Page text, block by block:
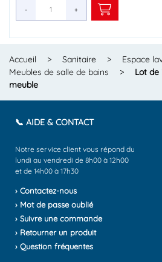
- +
- +
- +
- +
- +
- +
- +
- +
- +
- +
- +
- +
- +
- +
- +
Accueil > Sanitaire > Espace
Meubles de salle de bains
>
Lot de
meuble
📞 AIDE & CONTACT
Notre service client vous répond du
lundi au vendredi de 8h00 à 12h00
et de 14h00 à 17h30
› Contactez-nous
› Mot de passe oublié
› Suivre une commande
› Retourner un produit
› Question fréquentes